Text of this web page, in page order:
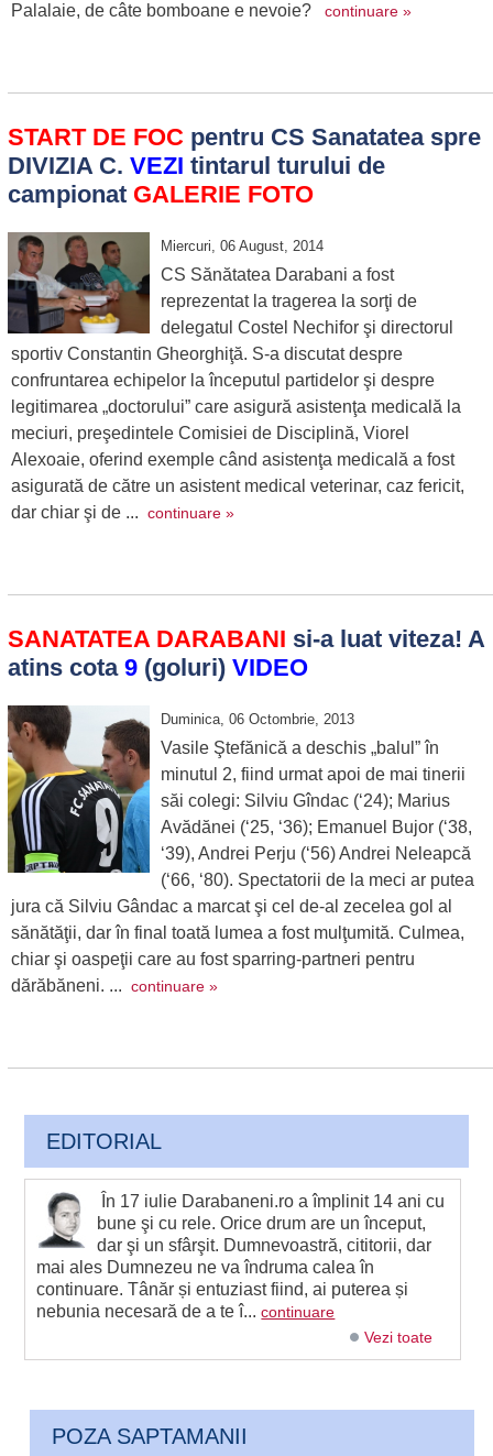
Palalaie, de câte bomboane e nevoie? continuare »
START DE FOC pentru CS Sanatatea spre
DIVIZIA C. VEZI tintarul turului de
campionat GALERIE FOTO
Miercuri, 06 August, 2014
CS Sănătatea Darabani a fost
reprezentat la tragerea la sorţi de
delegatul Costel Nechifor şi directorul
sportiv Constantin Gheorghiţă. S-a discutat despre
confruntarea echipelor la începutul partidelor şi despre
legitimarea „doctorului” care asigură asistenţa medicală la
meciuri, preşedintele Comisiei de Disciplină, Viorel
Alexoaie, oferind exemple când asistenţa medicală a fost
asigurată de către un asistent medical veterinar, caz fericit,
dar chiar şi de ... continuare »
SANATATEA DARABANI si-a luat viteza! A
atins cota 9(goluri) VIDEO
Duminica, 06 Octombrie, 2013
Vasile Ştefănică a deschis „balul” în
minutul 2, fiind urmat apoi de mai tinerii
săi colegi: Silviu Gîndac (‘24); Marius
Avădănei (‘25, ‘36); Emanuel Bujor (‘38,
‘39), Andrei Perju (‘56) Andrei Neleapcă
(‘66, ‘80). Spectatorii de la meci ar putea
jura că Silviu Gândac a marcat şi cel de-al zecelea gol al
sănătăţii, dar în final toată lumea a fost mulţumită. Culmea,
chiar şi oaspeţii care au fost sparring-partneri pentru
dărăbăneni. ... continuare »
EDITORIAL
În 17 iulie Darabaneni.ro a împlinit 14 ani cu
bune şi cu rele. Orice drum are un început,
dar şi un sfârşit. Dumnevoastră, cititorii, dar
mai ales Dumnezeu ne va îndruma calea în
continuare. Tânăr și entuziast fiind, ai puterea și
nebunia necesară de a te î...continuare
Vezi toate
POZA SAPTAMANII